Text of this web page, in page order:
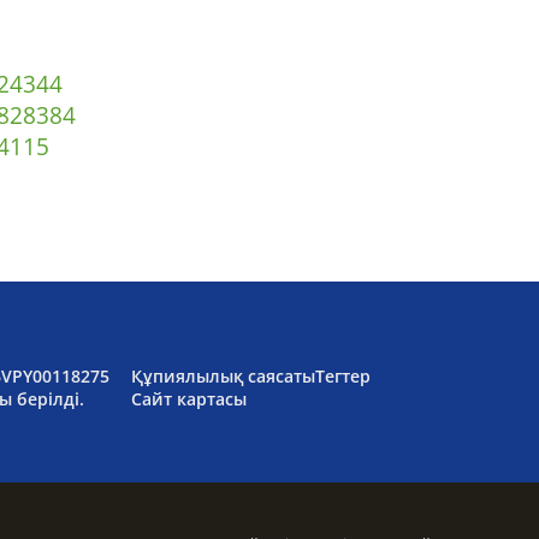
4344
8384
115
берілді.
Құпиялылық саясатыТегтер
Сайт картасы